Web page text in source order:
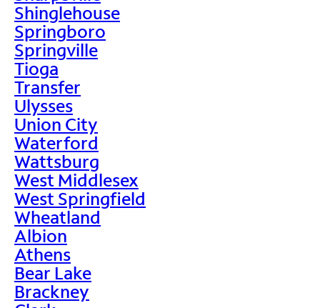
Shinglehouse
Springboro
Springville
Tioga
Transfer
Ulysses
Union City
Waterford
Wattsburg
West Middlesex
West Springfield
Wheatland
Albion
Athens
Bear Lake
Brackney